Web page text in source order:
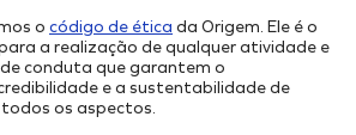
& Inovação
o código de ética da Origem. Ele é o
a realização de qualquer atividade e
conduta que garantem o
e a sustentabilidade de
os aspectos.